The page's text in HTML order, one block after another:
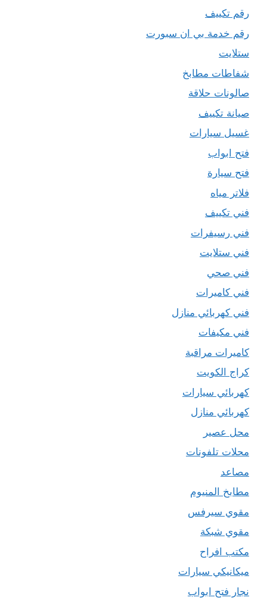
رقم تكييف
رقم خدمة بي ان سبورت
ستلايت
شفاطات مطابخ
صالونات حلاقة
صيانة تكييف
غسيل سيارات
فتح ابواب
فتح سيارة
فلاتر مياه
فني تكييف
فني رسيفرات
فني ستلايت
فني صحي
فني كاميرات
فني كهربائي منازل
فني مكيفات
كاميرات مراقبة
كراج الكويت
كهربائي سيارات
كهربائي منازل
محل عصير
محلات تلفونات
مصاعد
مطابخ المنيوم
مقوي سيرفس
مقوي شبكة
مكتب افراح
ميكانيكي سيارات
نجار فتح ابواب